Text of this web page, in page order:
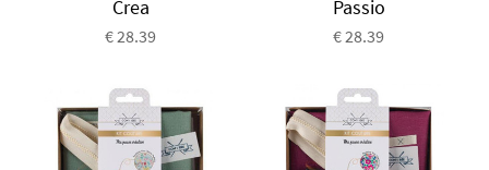
Crea
€ 28.39
Passio
€ 28.39